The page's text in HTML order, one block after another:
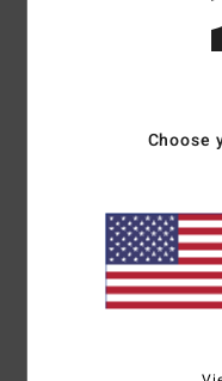
Élégant confortableChoose